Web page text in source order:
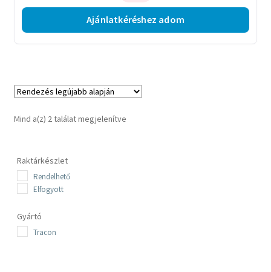
Ajánlatkéréshez adom
Mind a(z) 2 találat megjelenítveSorted
Raktárkészlet
Rendelhető
Elfogyott
Gyártó
Tracon